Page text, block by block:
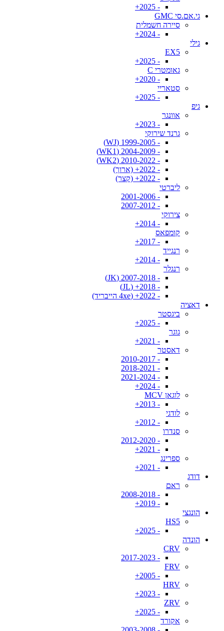
- 2025+
גי.אם.סי GMC
סיירה חשמלית
- 2024+
גילי
EX5
- 2025+
גאומטרי C
- 2020+
סטאריי
- 2025+
גיפ
אוונגר
- 2023+
גרנד שירוקי
- 1999-2005 (WJ)
- 2004-2009 (WK1)
- 2010-2022 (WK2)
- 2022+ (ארוך)
- 2022+ (קצר)
ליברטי
- 2001-2006
- 2007-2012
צירוקי
- 2014+
קומפאס
- 2017+
רנגייד
- 2014+
רנגלר
- 2007-2018 (JK)
- 2018+ (JL)
- 2022+ (4xe הייבריד)
דאציה
ביגסטר
- 2025+
גוגר
- 2021+
דאסטר
- 2010-2017
- 2018-2021
- 2021-2024
- 2024+
לוגאן MCV
- 2013+
לודגי
- 2012+
סנדרו
- 2012-2020
- 2021+
ספרינג
- 2021+
דודג
ראם
- 2008-2018
- 2019+
הונגצי
HS5
- 2025+
הונדה
CRV
- 2017-2023
FRV
- 2005+
HRV
- 2023+
ZRV
- 2025+
אקורד